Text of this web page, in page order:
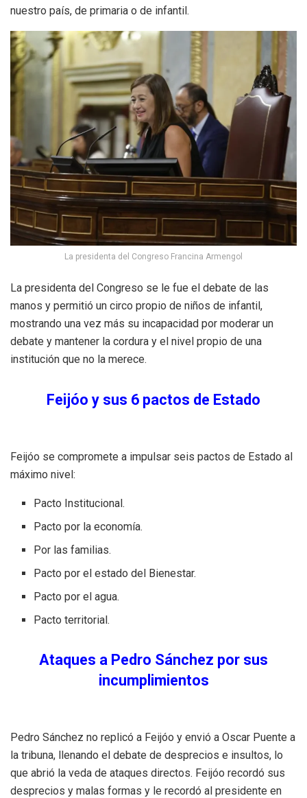
nuestro país, de primaria o de infantil.
La presidenta del Congreso Francina Armengol
La presidenta del Congreso se le fue el debate de las
manos y permitió un circo propio de niños de infantil,
mostrando una vez más su incapacidad por moderar un
debate y mantener la cordura y el nivel propio de una
institución que no la merece.
Feijóo y sus 6 pactos de Estado
Feijóo se compromete a impulsar seis pactos de Estado al
máximo nivel:
Pacto Institucional.
Pacto por la economía.
Por las familias.
Pacto por el estado del Bienestar.
Pacto por el agua.
Pacto territorial.
Ataques a Pedro Sánchez por sus
incumplimientos
Pedro Sánchez no replicó a Feijóo y envió a Oscar Puente a
la tribuna, llenando el debate de desprecios e insultos, lo
que abrió la veda de ataques directos. Feijóo recordó sus
desprecios y malas formas y le recordó al presidente en